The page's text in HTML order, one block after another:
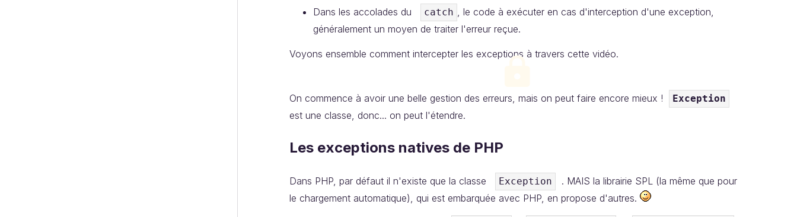
Dans les accolades du
catch , le code à exécuter en cas d'interception d'une exception,
généralement un moyen de traiter l'erreur reçue.
‌Voyons ensemble comment intercepter les exceptions à travers cette vidéo.
On commence à avoir une belle gestion des erreurs, mais on peut faire encore mieux ! Exception
est une classe, donc... on peut l'étendre.
Les exceptions natives de PHP
Dans PHP, par défaut il n'existe que la classe Exception
. MAIS la librairie SPL (la même que pour
le chargement automatique), qui est embarquée avec PHP, en propose d'autres.